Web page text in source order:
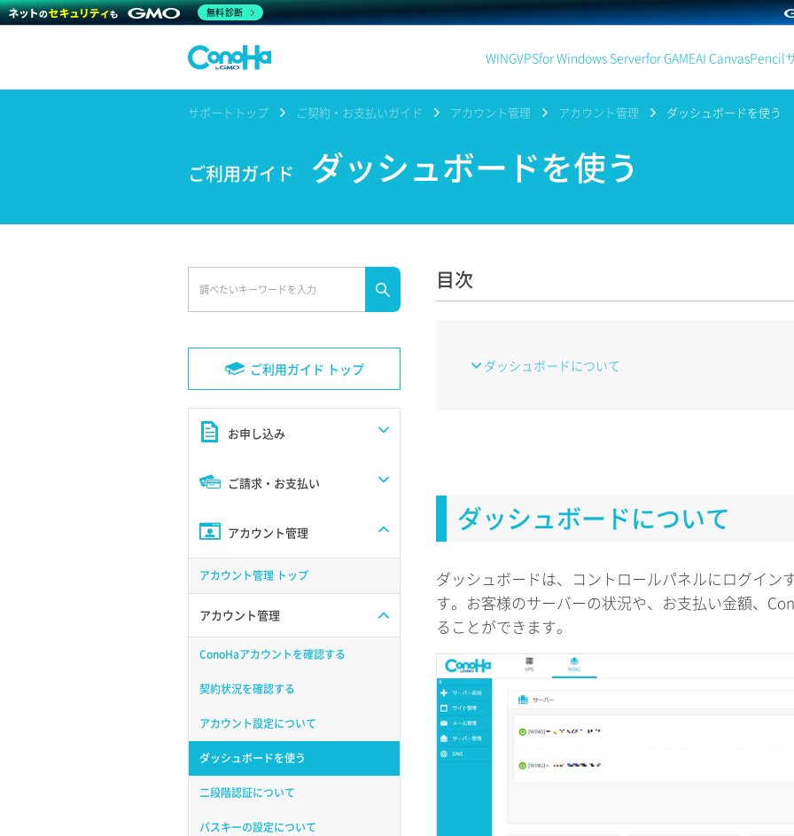
WINGVPSfor Windows Serverfor GAMEAI CanvasPencil
サポートトップ ご契約・お支払いガイド アカウント管理 アカウント管理 ダッシュボードを使う
ご利用ガイド ダッシュボードを使う
ご利用ガイド トップ
お申し込み
ご請求・お支払い
アカウント管理
アカウント管理 トップ
アカウント管理
ConoHaアカウントを確認する
契約状況を確認する
アカウント設定について
ダッシュボードを使う
二段階認証について
パスキーの設定について
目次
ダッシュボードについて
ダッシュボードについて
ダッシュボードは、コントロールパネルにログイン
す。お客様のサーバーの状況や、お支払い金額、
ることができます。
無料診断